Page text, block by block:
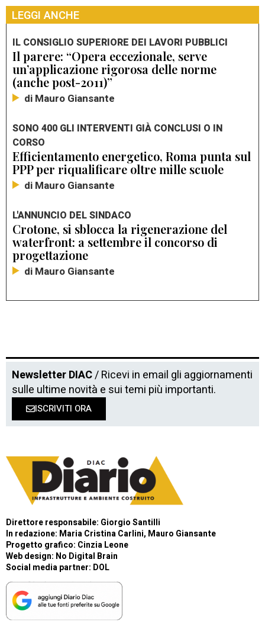
LEGGI ANCHE
IL CONSIGLIO SUPERIORE DEI LAVORI PUBBLICI
Il parere: “Opera eccezionale, serve
un’applicazione rigorosa delle norme
(anche post-2011)”
di Mauro Giansante
SONO 400 GLI INTERVENTI GIÀ CONCLUSI O IN
CORSO
Efficientamento energetico, Roma punta sul
PPP per riqualificare oltre mille scuole
di Mauro Giansante
L'ANNUNCIO DEL SINDACO
Crotone, si sblocca la rigenerazione del
waterfront: a settembre il concorso di
progettazione
di Mauro Giansante
Newsletter DIAC/ Ricevi in email gli aggiornamenti
sulle ultime novità e sui temi più importanti.
ISCRIVITI ORA
Direttore responsabile: Giorgio Santilli
In redazione: Maria Cristina Carlini, Mauro Giansante
Progetto grafico: Cinzia Leone
Web design: No Digital Brain
Social media partner: DOL